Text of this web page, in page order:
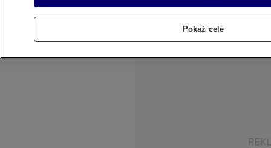
poinformowała, że prezydent USA przyjął
zaproszenie, by złożyć w tym roku wizytę w
Pokaż cele